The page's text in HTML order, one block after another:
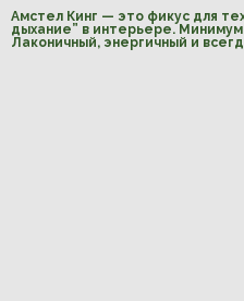
Амстел Кинг — это фикус для
дыхание” в интерьере.
Лаконичный, энергичный и